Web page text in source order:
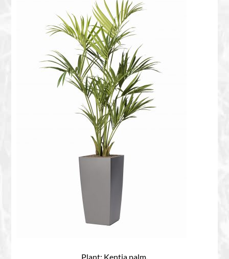
Plant: Kentia palm.